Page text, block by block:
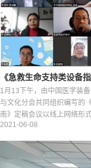
《急救生命支持类设备
1月13下午，由中国医学装
与文化分会共同组织编写的
南》定稿会议以线上网络形
2021-06-08